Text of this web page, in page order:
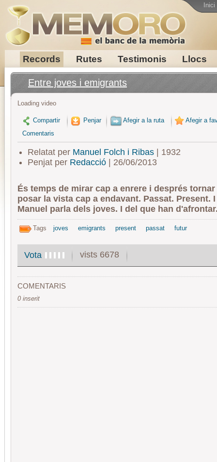
Records Rutes Testimonis Llocs
Inici
Entre joves i emigrants
Loading video
Compartir Penjar Afegir a la ruta
Afegir a
Comentaris
Relatat per Manuel Folch i Ribas| 1932
Penjat per Redacció| 26/06/2013
És temps de mirar cap a enrere i després
posar la vista cap a endavant. Passat. Present.
Manuel parla dels joves. I del que han
Tags joves emigrants present passat futur
Vota vists 6678
COMENTARIS
0 inserit